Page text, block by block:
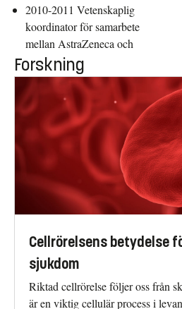
2010-2011 Vetenskaplig
koordinator för samarbete
mellan AstraZeneca och
Forskning
Cellrörelsens betydelse
sjukdom
Riktad cellrörelse följer oss från
är en viktig cellulär process i